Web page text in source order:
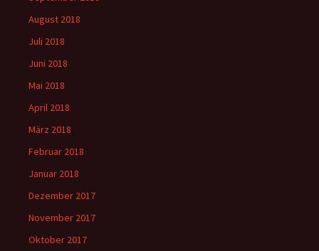
August 2018
Juli 2018
Juni 2018
Mai 2018
April 2018
März 2018
Februar 2018
Januar 2018
Dezember 2017
November 2017
Oktober 2017